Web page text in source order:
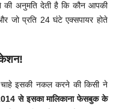
अनुमति देती है कि कौन आपकी
जो प्रति 24 घंटे एक्सपायर होते
इसकी नकल करने की किसी ने
से इसका मालिकाना फेसबुक के